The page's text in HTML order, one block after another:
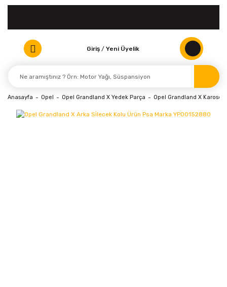
Giriş / Yeni Üyelik
Anasayfa Opel Opel Grandland X Yedek Parça Opel Grandland X